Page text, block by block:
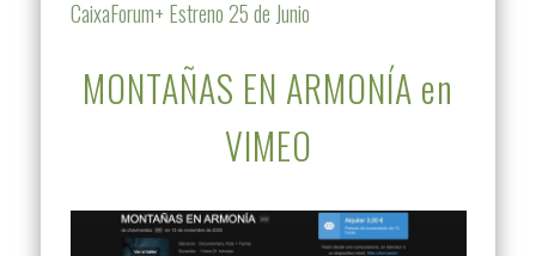
CaixaForum+ Estreno 25 de Junio
MONTAÑAS EN ARMONÍA en
VIMEO